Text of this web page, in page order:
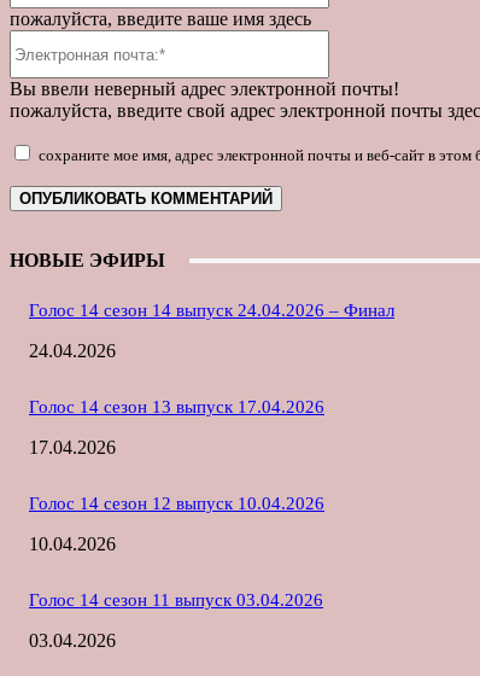
пожалуйста, введите ваше имя здесь
Вы ввели неверный адрес электронной почты!
пожалуйста, введите свой адрес электронной почты
сохраните мое имя, адрес электронной почты и веб-сайт в
НОВЫЕ ЭФИРЫ
Голос 14 сезон 14 выпуск 24.04.2026 – Финал
24.04.2026
Голос 14 сезон 13 выпуск 17.04.2026
17.04.2026
Голос 14 сезон 12 выпуск 10.04.2026
10.04.2026
Голос 14 сезон 11 выпуск 03.04.2026
03.04.2026